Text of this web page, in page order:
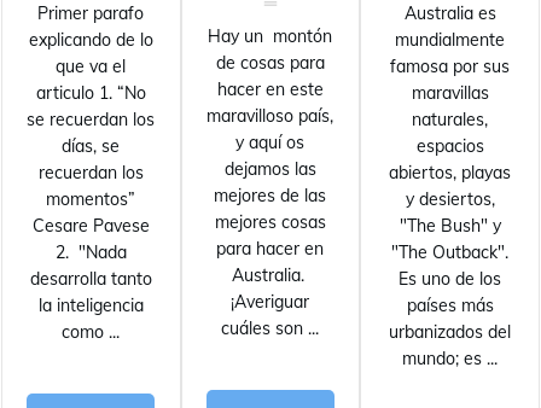
Primer parafo
explicando de lo
que va el
articulo 1. “No
se recuerdan los
días, se
recuerdan los
momentos”
Cesare Pavese
2. "Nada
desarrolla tanto
la inteligencia
como ...
Hay un montón
de cosas para
hacer en este
maravilloso país,
y aquí os
dejamos las
mejores de las
mejores cosas
para hacer en
Australia.
¡Averiguar
cuáles son ...
Australia es
mundialmente
famosa por sus
maravillas
naturales,
espacios
abiertos, playas
y desiertos,
"The Bush" y
"The Outback".
Es uno de los
países más
urbanizados del
mundo; es ...